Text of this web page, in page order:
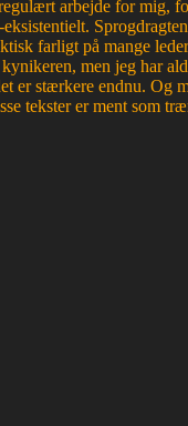
arbejde for mig,
farligt på mange
men jeg har
er stærkere endnu.
tekster er ment som